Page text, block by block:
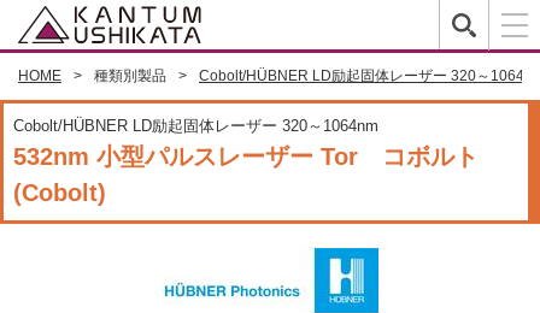
HOME 種類別製品 Cobolt/HÜBNER LD励起固体レーザー 320～
Cobolt/HÜBNER LD励起固体レーザー 320～1064nm
532nm 小型パルスレーザー Tor コボルト
(Cobolt)